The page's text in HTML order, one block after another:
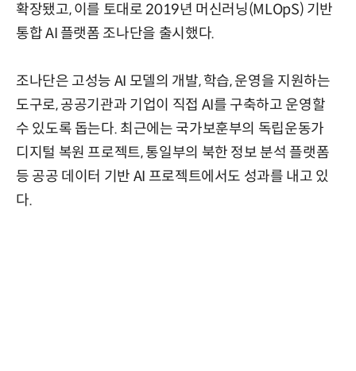
확장됐고, 이를 토대로 2019년 머신러닝(MLOpS) 기반
통합 AI 플랫폼 조나단을 출시했다.
조나단은 고성능 AI 모델의 개발, 학습, 운영을 지원하는
도구로, 공공기관과 기업이 직접 AI를 구축하고 운영할
수 있도록 돕는다. 최근에는 국가보훈부의 독립운동가
디지털 복원 프로젝트, 통일부의 북한 정보 분석 플랫폼
등 공공 데이터 기반 AI 프로젝트에서도 성과를 내고 있
다.